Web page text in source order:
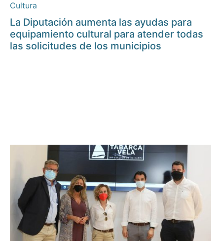
Cultura
La Diputación aumenta las ayudas para
equipamiento cultural para atender todas
las solicitudes de los municipios